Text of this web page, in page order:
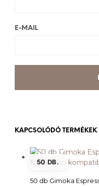
E-MAIL
KAPCSOLÓDÓ TERMÉKEK
50 DB.
50 db Gimoka